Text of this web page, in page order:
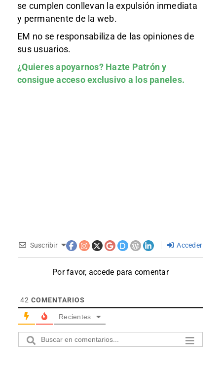
se cumplen conllevan la expulsión inmediata
y permanente de la web.
EM no se responsabiliza de las opiniones de
sus usuarios.
¿Quieres apoyarnos? Hazte Patróny
consigue acceso exclusivo a los paneles.
Suscribir Acceder
Por favor, accede para comentar
42 COMENTARIOS
Recientes